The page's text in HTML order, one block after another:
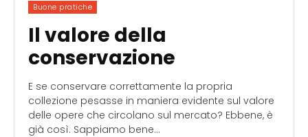
Buone pratiche
Il valore della
conservazione
E se conservare correttamente la propria
collezione pesasse in maniera evidente sul valore
delle opere che circolano sul mercato? Ebbene, è
già così. Sappiamo bene...